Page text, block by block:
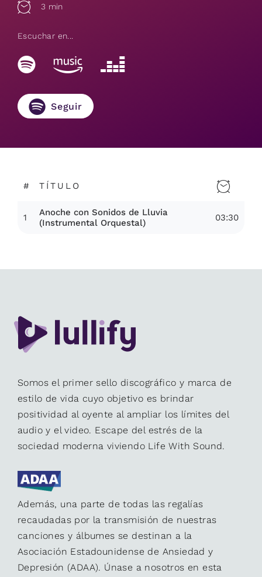
3 min
Escuchar en...
Seguir
# TÍTULO
1
Anoche con Sonidos de Lluvia
(Instrumental Orquestal)
03:30
Somos el primer sello discográfico y marca de
estilo de vida cuyo objetivo es brindar
positividad al oyente al ampliar los límites del
audio y el video. Escape del estrés de la
sociedad moderna viviendo Life With Sound.
Además, una parte de todas las regalías
recaudadas por la transmisión de nuestras
canciones y álbumes se destinan a la
Asociación Estadounidense de Ansiedad y
Depresión (ADAA). Únase a nosotros en esta